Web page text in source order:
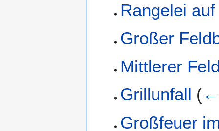
Rangelei
Großer
Mittlerer
Grillunfall (←
Großfeuer